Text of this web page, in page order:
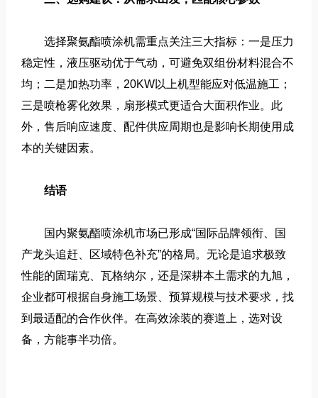
选择聚氨酯喷涂机需重点关注三大指标：一是压力
稳定性，液压驱动优于气动，可避免双组份材料混合不
均；二是加热功率，20KW以上机型能应对低温施工；
三是喷枪雾化效果，扇形模式更适合大面积作业。此
外，售后响应速度、配件供应周期也是影响长期使用成
本的关键因素。
结语
国内聚氨酯喷涂机市场已形成“国际品牌领衔、国
产龙头追赶、区域特色补充”的格局。无论是追求极致
性能的固瑞克、瓦格纳尔，还是深耕本土需求的九旭，
企业都可根据自身施工场景、预算规模与技术要求，找
到最适配的合作伙伴。在高效涂装的赛道上，选对设
备，方能事半功倍。